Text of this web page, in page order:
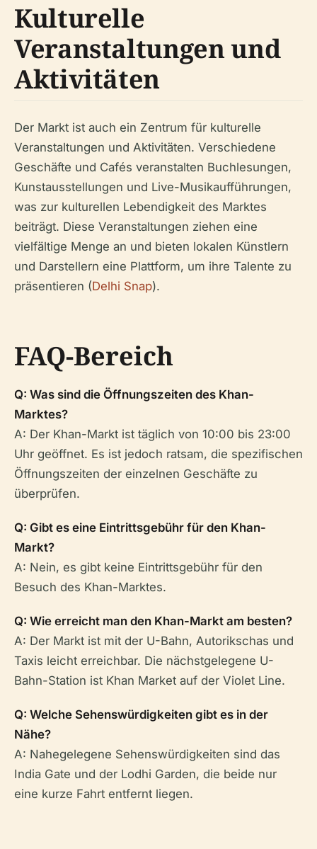
Kulturelle
Veranstaltungen und
Aktivitäten
Der Markt ist auch ein Zentrum für kulturelle
Veranstaltungen und Aktivitäten. Verschiedene
Geschäfte und Cafés veranstalten Buchlesungen,
Kunstausstellungen und Live-Musikaufführungen,
was zur kulturellen Lebendigkeit des Marktes
beiträgt. Diese Veranstaltungen ziehen eine
vielfältige Menge an und bieten lokalen Künstlern
und Darstellern eine Plattform, um ihre Talente zu
präsentieren (Delhi Snap).
FAQ-Bereich
Q: Was sind die Öffnungszeiten des Khan-
Marktes?
A: Der Khan-Markt ist täglich von 10:00 bis 23:00
Uhr geöffnet. Es ist jedoch ratsam, die spezifischen
Öffnungszeiten der einzelnen Geschäfte zu
überprüfen.
Q: Gibt es eine Eintrittsgebühr für den Khan-
Markt?
A: Nein, es gibt keine Eintrittsgebühr für den
Besuch des Khan-Marktes.
Q: Wie erreicht man den Khan-Markt am besten?
A: Der Markt ist mit der U-Bahn, Autorikschas und
Taxis leicht erreichbar. Die nächstgelegene U-
Bahn-Station ist Khan Market auf der Violet Line.
Q: Welche Sehenswürdigkeiten gibt es in der
Nähe?
A: Nahegelegene Sehenswürdigkeiten sind das
India Gate und der Lodhi Garden, die beide nur
eine kurze Fahrt entfernt liegen.